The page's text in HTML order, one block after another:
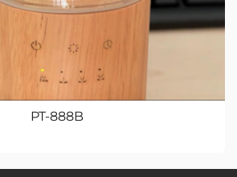
PT-888B